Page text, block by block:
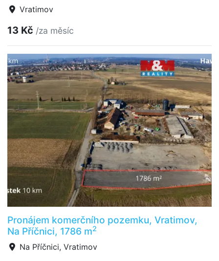
Vratimov
13 Kč /za měsíc
Pronájem komerčního pozemku, Vratimov,
Na Příčnici, 1786 m2
Na Příčnici, Vratimov